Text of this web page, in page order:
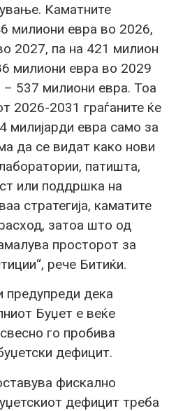
Каматните
милиони евра во 2026,
2027, па на 421 милион
милиони евра во 2029
– 537 милиони евра. Тоа
2026-2031 граѓаните ќе
милијарди евра само за
да се видат како нови
патишта,
или поддршка на
стратегија, каматите
затоа што од
просторот за
рече Битиќи.
предупреди дека
Буџет е веќе
го пробива
дефицит.
фискално
дефицит треба